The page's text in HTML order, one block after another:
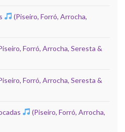
(Piseiro, Forró, Arrocha,
Forró, Arrocha, Seresta &
Forró, Arrocha, Seresta &
(Piseiro, Forró, Arrocha,